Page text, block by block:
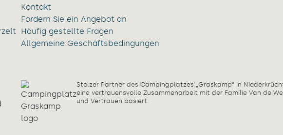
Kontakt
Fordern Sie ein Angebot an
Häufig gestellte Fragen
Allgemeine Geschäftsbedingungen
Stolzer Partner des Campingplatzes „Graskamp“ in
eine vertrauensvolle Zusammenarbeit mit der Familie Van de
und Vertrauen basiert.